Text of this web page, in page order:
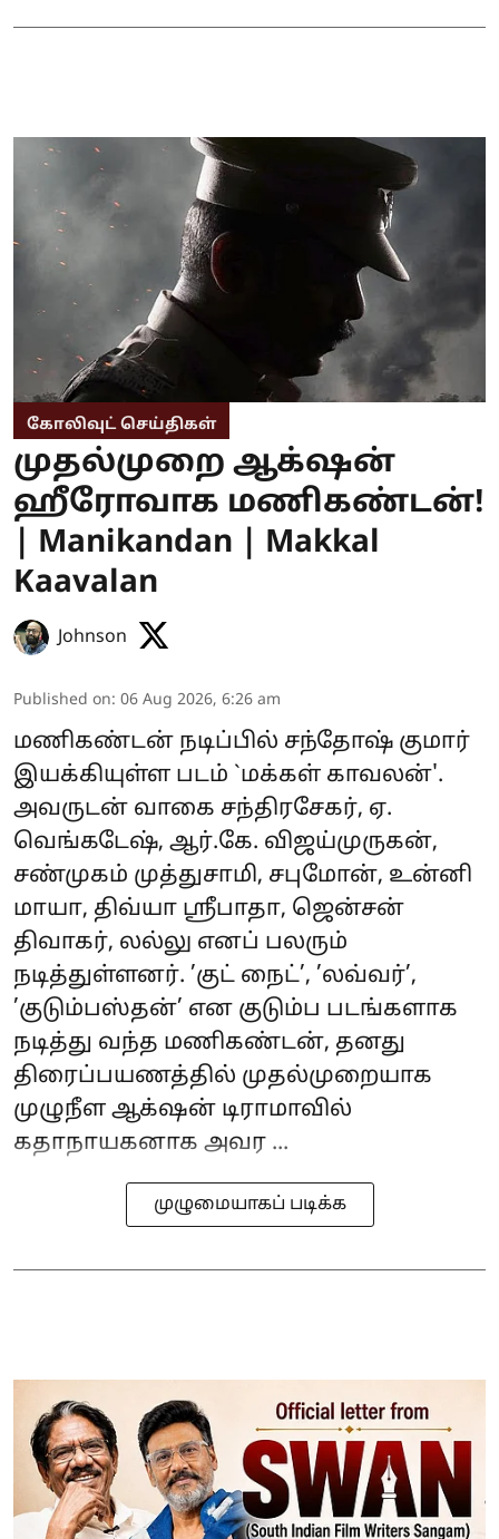
கோலிவுட் செய்திகள்
முதல்முறை ஆக்‌ஷன்
ஹீரோவாக மணிகண்டன்!
| Manikandan | Makkal
Kaavalan
Johnson
Published on: 06 Aug 2026, 6:26 am
மணிகண்டன் நடிப்பில் சந்தோஷ் குமார்
இயக்கியுள்ள படம் `மக்கள் காவலன்'.
அவருடன் வாகை சந்திரசேகர், ஏ.
வெங்கடேஷ், ஆர்.கே. விஜய்முருகன்,
சண்முகம் முத்துசாமி, சபுமோன், உன்னி
மாயா, திவ்யா ஸ்ரீபாதா, ஜென்சன்
திவாகர், லல்லு எனப் பலரும்
நடித்துள்ளனர். ’குட் நைட்’, ’லவ்வர்’,
’குடும்பஸ்தன்’ என குடும்ப படங்களாக
நடித்து வந்த மணிகண்டன், தனது
திரைப்பயணத்தில் முதல்முறையாக
முழுநீள ஆக்‌ஷன் டிராமாவில்
கதாநாயகனாக அவர ...
முழுமையாகப் படிக்க